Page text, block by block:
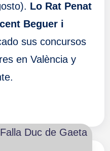
Lo Rat Penat
Beguer i
sus concursos
en València y